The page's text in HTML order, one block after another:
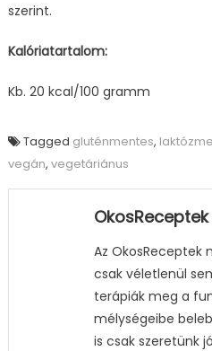
szerint.
Kalóriatartalom:
Kb. 20 kcal/100 gramm
Tagged gluténmentes,
vegán, vegetáriánus
OkosReceptek
Az OkosReceptek
csak véletlenül
terápiák meg a
mélységeibe
is csak szeretünk